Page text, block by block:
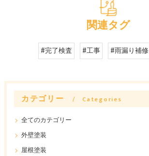
関連タグ
#完了検査 #工事 #雨漏り補修
カテゴリー Categories
全てのカテゴリー
外壁塗装
屋根塗装